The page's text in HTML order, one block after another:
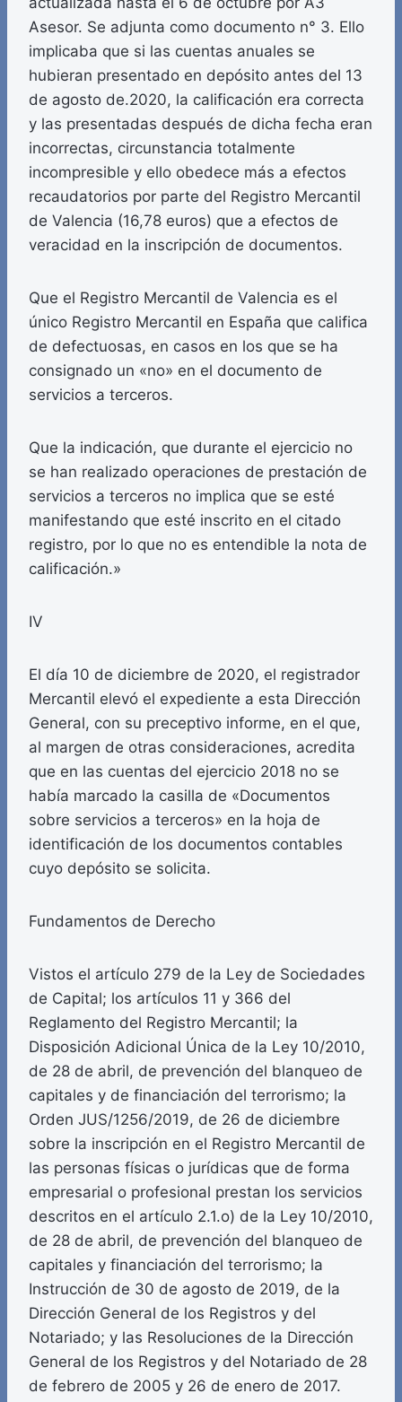
Asesor. Se adjunta como documento n° 3. Ello
implicaba que si las cuentas anuales se
hubieran presentado en depósito antes del 13
de agosto de.2020, la calificación era correcta
y las presentadas después de dicha fecha eran
incorrectas, circunstancia totalmente
incompresible y ello obedece más a efectos
recaudatorios por parte del Registro Mercantil
de Valencia (16,78 euros) que a efectos de
veracidad en la inscripción de documentos.
Que el Registro Mercantil de Valencia es el
único Registro Mercantil en España que califica
de defectuosas, en casos en los que se ha
consignado un «no» en el documento de
servicios a terceros.
Que la indicación, que durante el ejercicio no
se han realizado operaciones de prestación de
servicios a terceros no implica que se esté
manifestando que esté inscrito en el citado
registro, por lo que no es entendible la nota de
calificación.»
IV
El día 10 de diciembre de 2020, el registrador
Mercantil elevó el expediente a esta Dirección
General, con su preceptivo informe, en el que,
al margen de otras consideraciones, acredita
que en las cuentas del ejercicio 2018 no se
había marcado la casilla de «Documentos
sobre servicios a terceros» en la hoja de
identificación de los documentos contables
cuyo depósito se solicita.
Fundamentos de Derecho
Vistos el artículo 279 de la Ley de Sociedades
de Capital; los artículos 11 y 366 del
Reglamento del Registro Mercantil; la
Disposición Adicional Única de la Ley 10/2010,
de 28 de abril, de prevención del blanqueo de
capitales y de financiación del terrorismo; la
Orden JUS/1256/2019, de 26 de diciembre
sobre la inscripción en el Registro Mercantil de
las personas físicas o jurídicas que de forma
empresarial o profesional prestan los servicios
descritos en el artículo 2.1.o) de la Ley 10/2010,
de 28 de abril, de prevención del blanqueo de
capitales y financiación del terrorismo; la
Instrucción de 30 de agosto de 2019, de la
Dirección General de los Registros y del
Notariado; y las Resoluciones de la Dirección
General de los Registros y del Notariado de 28
de febrero de 2005 y 26 de enero de 2017.